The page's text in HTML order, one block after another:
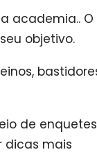
academia..
objetivo.
de
dicas mais